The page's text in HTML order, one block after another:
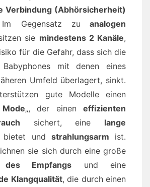
Verbindung (Abhörsicherheit)
Gegensatz zu analogen
sie mindestens 2 Kanäle,
für die Gefahr, dass sich die
mit denen eines
Umfeld überlagert, sinkt.
gute Modelle einen
„, der eineneffizienten
sichert, eine lange
bietet und strahlungsarm ist.
sie sich durch eine große
des Empfangs und eine
Klangqualität, die durch einen